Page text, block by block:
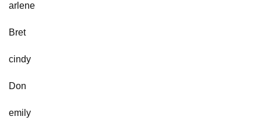
arlene
Bret
cindy
Don
emily